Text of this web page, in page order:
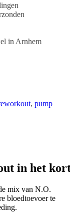
in Arnhem
, pump
in het
mix van N.O.
bloedtoevoer te